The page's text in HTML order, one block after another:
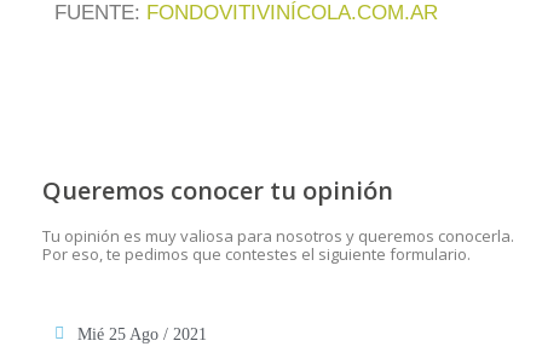
FUENTE: FONDOVITIVINÍCOLA.COM.AR
Queremos conocer tu opinión
Tu opinión es muy valiosa para nosotros y queremos conocerla.
Por eso, te pedimos que contestes el siguiente formulario.
Mié 25 Ago / 2021